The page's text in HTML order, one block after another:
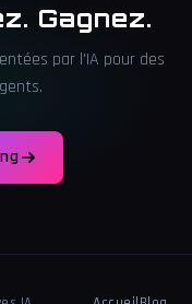
Gagnez.
par l'IA pour des